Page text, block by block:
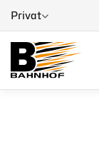
Privat